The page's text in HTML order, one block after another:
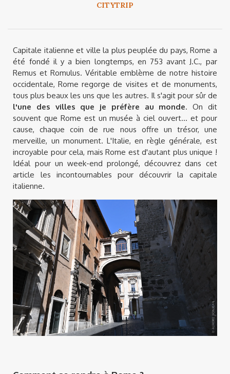
CITYTRIP
Capitale italienne et ville la plus peuplée du pays, Rome a
été fondé il y a bien longtemps, en 753 avant J.C., par
Remus et Romulus. Véritable emblème de notre histoire
occidentale, Rome regorge de visites et de monuments,
tous plus beaux les uns que les autres. Il s'agit pour sûr de
l'une des villes que je préfère au monde. On dit
souvent que Rome est un musée à ciel ouvert... et pour
cause, chaque coin de rue nous offre un trésor, une
merveille, un monument. L'Italie, en règle générale, est
incroyable pour cela, mais Rome est d'autant plus unique !
Idéal pour un week-end prolongé, découvrez dans cet
article les incontournables pour découvrir la capitale
italienne.